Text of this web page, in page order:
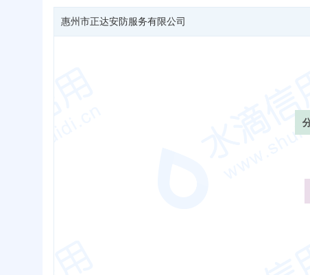
惠州市正达安防服务有限公司